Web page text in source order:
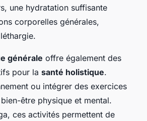
une hydratation suffisante
corporelles générales,
générale offre également des
pour la santé holistique.
ou intégrer des exercices
être physique et mental.
ces activités permettent de